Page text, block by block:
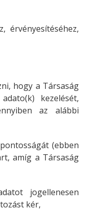
érvényesítéséhez,
hogy a Társaság
kezelését,
az alábbi
(ebben
amíg a Társaság
jogellenesen
kér,